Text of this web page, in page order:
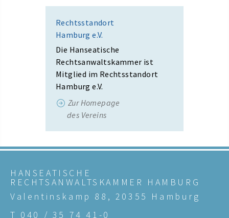
Rechtsstandort
Hamburg e.V.
Die Hanseatische
Rechtsanwaltskammer ist
Mitglied im Rechtsstandort
Hamburg e.V.
Zur Homepage
des Vereins
HANSEATISCHE
RECHTSANWALTSKAMMER HAMBURG
Valentinskamp 88, 20355 Hamburg
T 040 / 35 74 41-0